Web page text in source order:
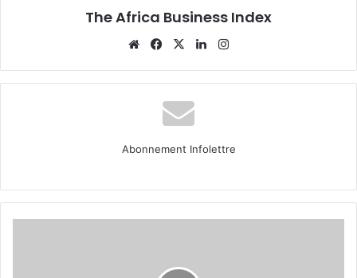
The Africa Business Index
WebsiteFacebook
X Linkedin
Abonnement Infolettre